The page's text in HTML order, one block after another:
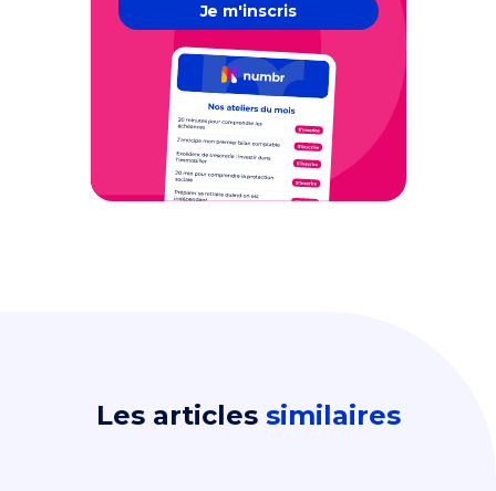
Je m'inscris
Les articles similaires